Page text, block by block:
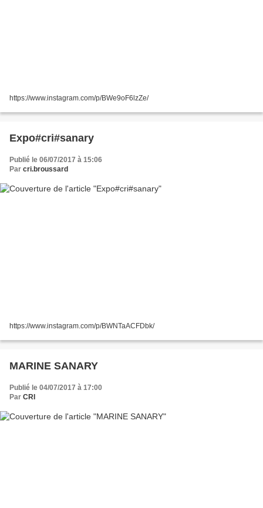
https://www.instagram.com/p/BWe9oF6lzZe/
Expo#cri#sanary
Publié le 06/07/2017 à 15:06
Par cri.broussard
https://www.instagram.com/p/BWNTaACFDbk/
MARINE SANARY
Publié le 04/07/2017 à 17:00
Par CRI